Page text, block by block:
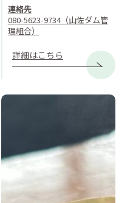
連絡先
080-5623-9734（山佐ダム管
理組合）
詳細はこちら